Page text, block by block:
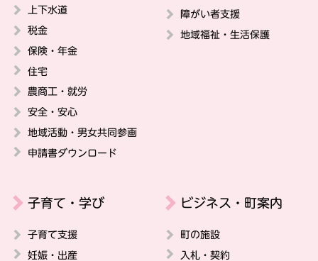
上下水道
税金
保険・年金
住宅
農商工・就労
安全・安心
地域活動・男女共同参画
申請書ダウンロード
障がい者支援
地域福祉・生活保護
子育て・学び
子育て支援
妊娠・出産
ビジネス・町案内
町の施設
入札・契約